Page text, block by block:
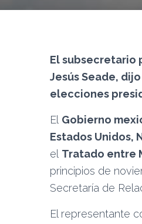
El subsecretario
Jesús Seade,
elecciones
El Gobierno
Estados Unidos,
el Tratado entre
principios de
Secretaría de
El representante